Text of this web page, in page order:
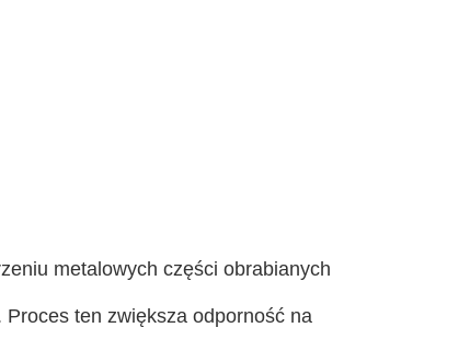
metalowych części obrabianych
ten zwiększa odporność na